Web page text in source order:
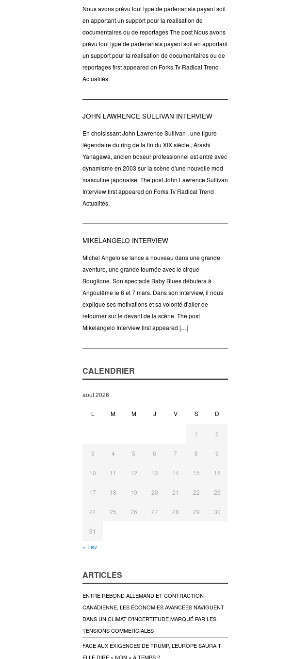
Nous avons prévu tout type de partenariats payant soit
en apportant un support pour la réalisation de
documentaires ou de reportages The post Nous avons
prévu tout type de partenariats payant soit en apportant
un support pour la réalisation de documentaires ou de
reportages first appeared on Forks.Tv Radical Trend
Actualités.
JOHN LAWRENCE SULLIVAN INTERVIEW
En choisissant John Lawrence Sullivan , une figure
légendaire du ring de la fin du XIX siècle , Arashi
Yanagawa, ancien boxeur professionnel est entré avec
dynamisme en 2003 sur la scène d'une nouvelle mod
masculine japonaise. The post John Lawrence Sullivan
Interview first appeared on Forks.Tv Radical Trend
Actualités.
MIKELANGELO INTERVIEW
Michel Angelo se lance a nouveau dans une grande
aventure, une grande tournée avec le cirque
Bouglione. Son spectacle Baby Blues débutera à
Angoulême le 6 et 7 mars. Dans son interview, il nous
explique ses motivations et sa volonté d'aller de
retourner sur le devant de la scène. The post
Mikelangelo Interview first appeared […]
CALENDRIER
août 2026
L M M J V S D
1 2
3 4 5 6 7 8 9
10 11 12 13 14 15 16
17 18 19 20 21 22 23
24 25 26 27 28 29 30
31
« Fév
ARTICLES
ENTRE REBOND ALLEMAND ET CONTRACTION
CANADIENNE, LES ÉCONOMIES AVANCÉES NAVIGUENT
DANS UN CLIMAT D’INCERTITUDE MARQUÉ PAR LES
TENSIONS COMMERCIALES
FACE AUX EXIGENCES DE TRUMP, L’EUROPE SAURA-T-
ELLE DIRE « NON » À TEMPS ?